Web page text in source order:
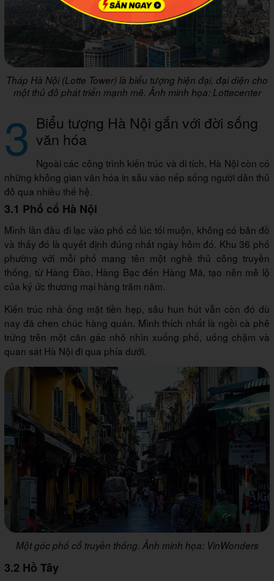
Tháp Hà Nội (Lotte Tower) là biểu tượng hiện đại, đại diện cho
một thủ đô phát triển mạnh mẽ. Ảnh minh họa: Lottecenter
3 Biểu tượng Hà Nội gắn với đời sống
văn hóa
Ngoài các công trình kiến trúc và di tích, Hà Nội còn có
những không gian văn hóa in sâu vào nếp sống người dân thủ
đô qua nhiều thế hệ.
3.1 Phố cổ Hà Nội
Mình lần đầu đi lạc vào phố cổ lúc tối muộn, không có bản đồ
và thấy đó là quyết định đúng nhất ngày hôm đó. Khu 36 phố
phường với mỗi phố mang tên một nghề thủ công truyền
thống, từ Hàng Đào, Hàng Bạc đến Hàng Mã, tạo nên mê lộ
của ký ức thương mại hàng trăm năm.
Kiến trúc nhà ống mặt tiền hẹp, sâu hun hút vẫn còn đó dù
nay đã chen chúc hàng quán. Mình thích nhất là ngồi cà phê
trứng trên một căn gác nhỏ nhìn xuống phố, uống chậm và
quan sát Hà Nội đi qua phía dưới.
Một góc phố cổ truyền thống. Ảnh minh họa: VinWonders
3.2 Hồ Tây